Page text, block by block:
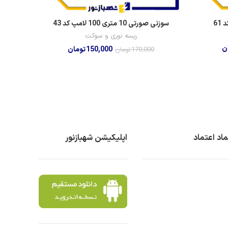
سوزنی صورتی 10 متری 100 لامپ کد 43
ریسه نوری و سوکت
170,000تومان 150,000تومان
اعتماد اپلیکیشن شهبازنور